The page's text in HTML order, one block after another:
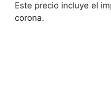
Este precio incluye el
corona.